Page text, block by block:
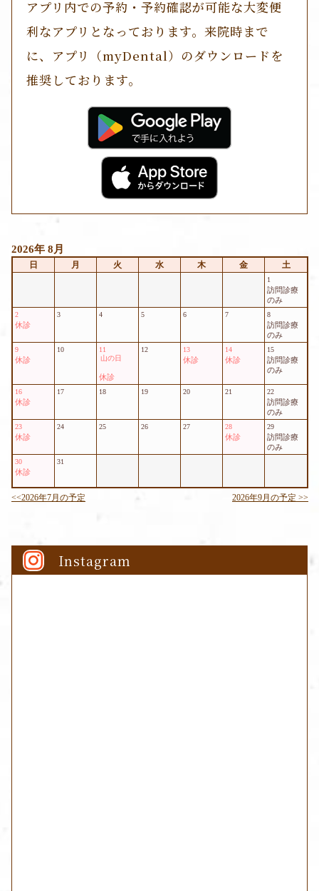
アプリ内での予約・予約確認が可能な大変便
利なアプリとなっております。来院時まで
に、アプリ（myDental）のダウンロードを
推奨しております。
Instagram